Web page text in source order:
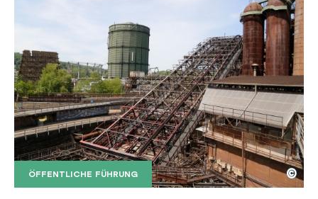
ÖFFENTLICHE FÜHRUNG
Der Erzschrägaufzug der Völklinger Hütte mit
Copyright: Weltkulturerbe Völklinger Hütte | Karl
©